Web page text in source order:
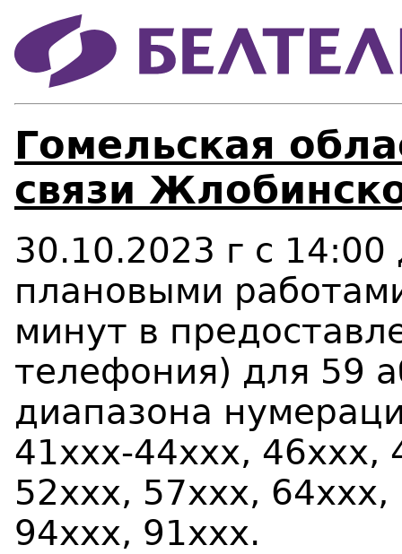
Гомельская
связи
30.10.2023 г с 14:00
плановыми
минут в
телефония) для 59
диапазона
41xxx-44ххх, 46xxх,
52xxx, 57ххх,
94xxx, 91ххх.